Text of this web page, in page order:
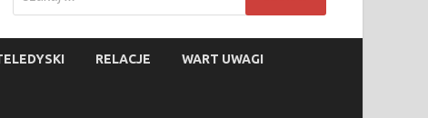
RELACJE WART UWAGI